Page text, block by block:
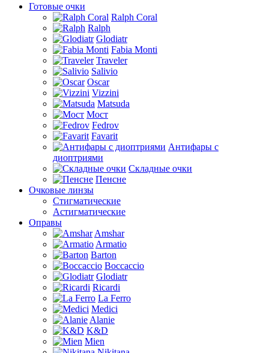
Готовые очки
Ralph Coral
Ralph
Glodiatr
Fabia Monti
Traveler
Salivio
Oscar
Vizzini
Matsuda
Мост
Fedrov
Favarit
Антифары с
диоптриями
Складные очки
Пенсне
Очковые линзы
Стигматические
Астигматические
Оправы
Amshar
Armatio
Barton
Boccaccio
Glodiatr
Ricardi
La Ferro
Medici
Alanie
K&D
Mien